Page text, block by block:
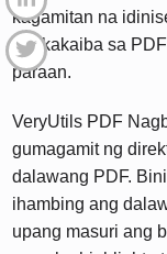
kagamitan na
pagkakaiba sa
paraan.
VeryUtils PDF
gumagamit ng
dalawang PDF.
ihambing ang
upang masuri ang